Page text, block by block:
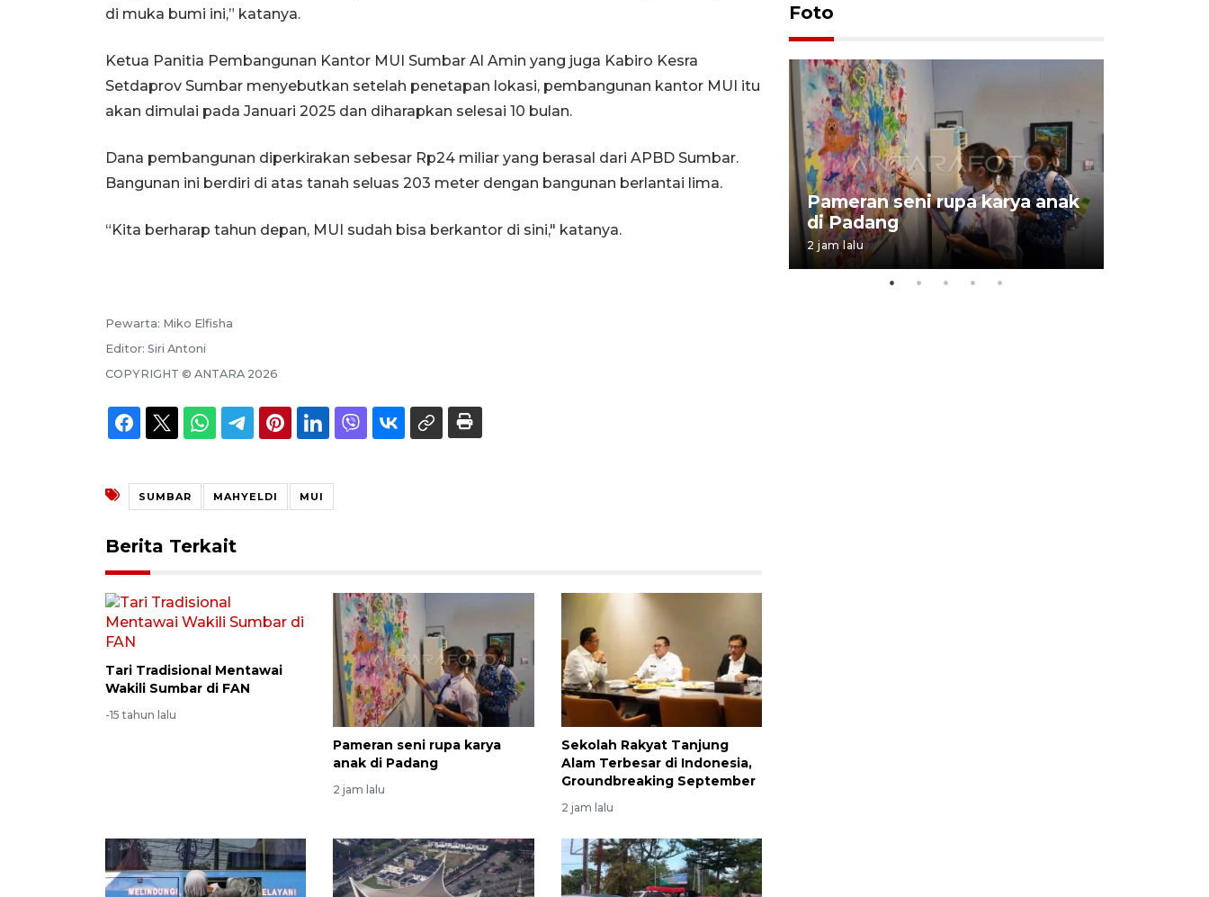
di muka bumi ini,” katanya.
Ketua Panitia Pembangunan Kantor MUI Sumbar Al Amin yang juga Kabiro Kesra
Setdaprov Sumbar menyebutkan setelah penetapan lokasi, pembangunan kantor MUI itu
akan dimulai pada Januari 2025 dan diharapkan selesai 10 bulan.
Dana pembangunan diperkirakan sebesar Rp24 miliar yang berasal dari APBD Sumbar.
Bangunan ini berdiri di atas tanah seluas 203 meter dengan bangunan berlantai lima.
“Kita berharap tahun depan, MUI sudah bisa berkantor di sini," katanya.
Pewarta: Miko Elfisha
Editor: Siri Antoni
COPYRIGHT © ANTARA 2026
SUMBAR MAHYELDI MUI
Berita Terkait
Tari Tradisional Mentawai
Wakili Sumbar di FAN
-15 tahun lalu
Pameran seni rupa karya
anak di Padang
2 jam lalu
Sekolah Rakyat Tanjung
Alam Terbesar di Indonesia,
Groundbreaking September
2 jam lalu
Foto
Penyelesaian pembentukan
Sumbar
Pameran seni rupa karya anak
di Padang
2 jam lalu